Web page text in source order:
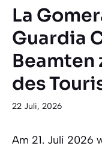
La
Guardia
Beamten
des
22 Juli, 2026
Am 21. Juli 2026